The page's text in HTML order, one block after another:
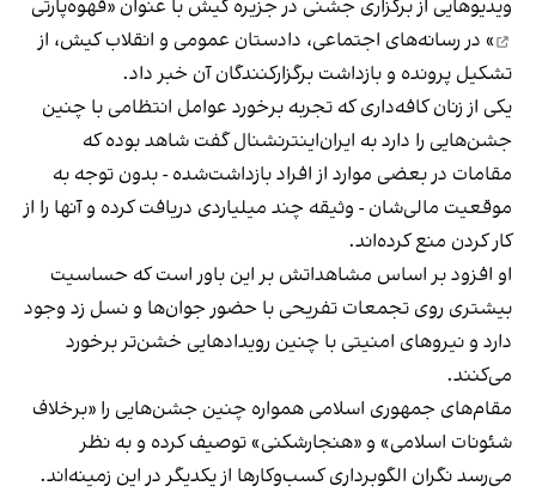
ویدیوهایی از برگزاری جشنی در جزیره کیش با عنوان «قهوه‌پارتی
» در رسانه‌های اجتماعی، دادستان عمومی و انقلاب کیش، از
تشکیل پرونده و بازداشت برگزارکنندگان آن خبر داد.
یکی از زنان کافه‌داری که تجربه برخورد عوامل انتظامی با چنین
جشن‌هایی را دارد به ایران‌اینترنشنال گفت شاهد بوده که
مقامات در بعضی موارد از افراد بازداشت‌‌شده - بدون توجه به
موقعیت مالی‌شان - وثیقه چند میلیاردی دریافت کرده و آنها را از
کار کردن منع کرده‌اند.
او افزود بر اساس مشاهداتش بر این باور است که حساسیت
بیشتری روی تجمعات تفریحی با حضور جوان‌ها و نسل زد وجود
دارد و نیروهای امنیتی با چنین رویدادهایی خشن‌تر برخورد
می‌کنند.
مقام‌های جمهوری اسلامی همواره چنین جشن‌هایی را «برخلاف
شئونات اسلامی» و «هنجارشکنی» توصیف کرده و به نظر
می‌رسد نگران الگوبرداری کسب‌وکارها از یکدیگر در این زمینه‌اند.